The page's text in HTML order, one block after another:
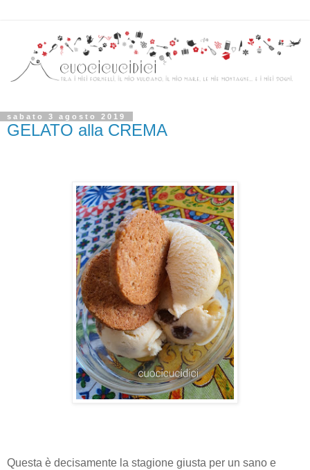
sabato 3 agosto 2019
GELATO alla CREMA
Questa è decisamente la stagione giusta per un sano e